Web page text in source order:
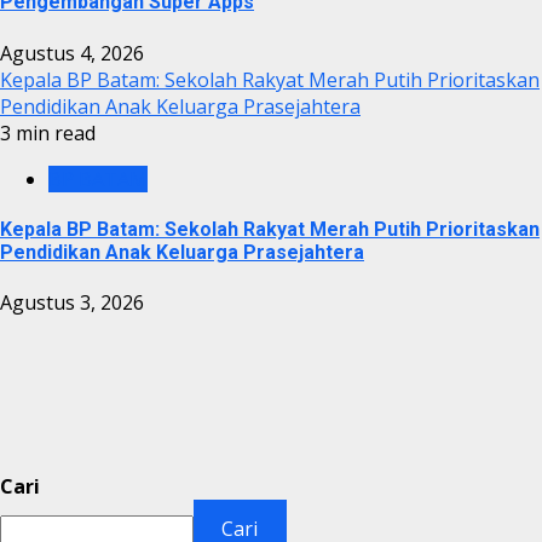
Agustus 4, 2026
Kepala BP Batam: Sekolah Rakyat Merah Putih Prioritaskan
Pendidikan Anak Keluarga Prasejahtera
3 min read
Kepala BP Batam: Sekolah Rakyat Merah Putih Prioritaskan
Pendidikan Anak Keluarga Prasejahtera
Agustus 3, 2026
Cari
Cari